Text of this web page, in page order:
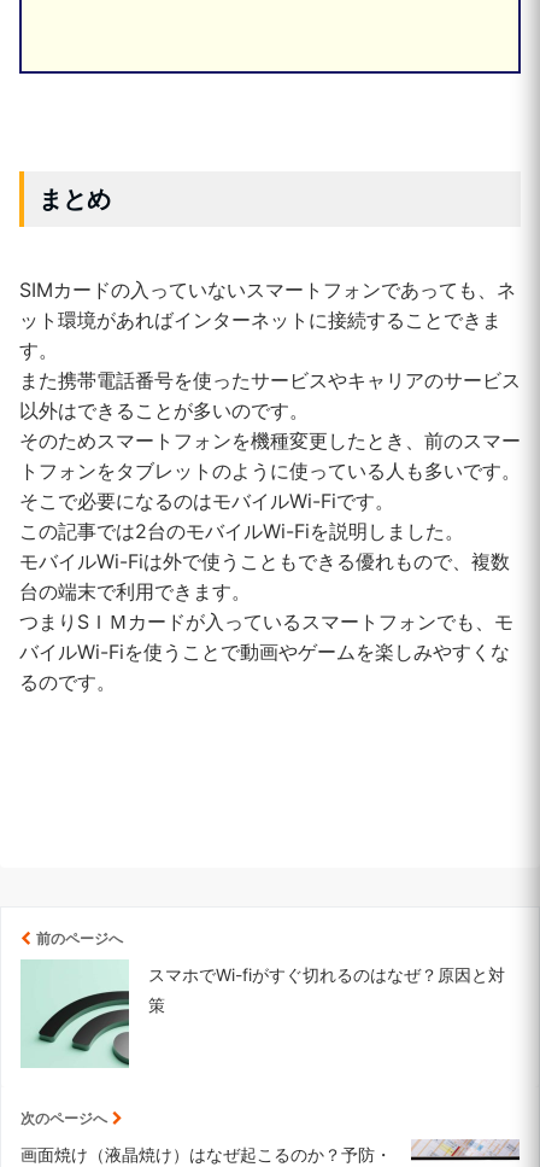
まとめ
SIMカードの入っていないスマートフォンであっても、ネ
ット環境があればインターネットに接続することできま
す。
また携帯電話番号を使ったサービスやキャリアのサービス
以外はできることが多いのです。
そのためスマートフォンを機種変更したとき、前のスマー
トフォンをタブレットのように使っている人も多いです。
そこで必要になるのはモバイルWi-Fiです。
この記事では2台のモバイルWi-Fiを説明しました。
モバイルWi-Fiは外で使うこともできる優れもので、複数
台の端末で利用できます。
つまりSＩＭカードが入っているスマートフォンでも、モ
バイルWi-Fiを使うことで動画やゲームを楽しみやすくな
るのです。
前のページへ
スマホでWi-fiがすぐ切れるのはなぜ？原因と対
策
次のページへ
画面焼け（液晶焼け）はなぜ起こるのか？予防・